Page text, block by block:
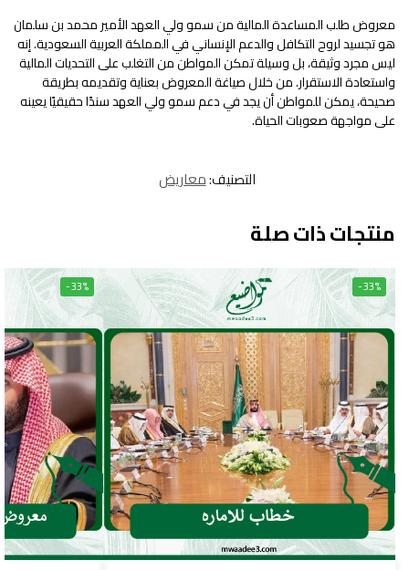
معروض طلب المساعدة المالية من سمو ولي العهد الأمير محمد بن سلمان
هو تجسيد لروح التكافل والدعم الإنساني في المملكة العربية السعودية. إنه
ليس مجرد وثيقة، بل وسيلة تمكن المواطن من التغلب على التحديات المالية
واستعادة الاستقرار. من خلال صياغة المعروض بعناية وتقديمه بطريقة
صحيحة، يمكن للمواطن أن يجد في دعم سمو ولي العهد سندًا حقيقيًا يعينه
على مواجهة صعوبات الحياة.
التصنيف:معاريض
منتجات ذات صلة
-33%
-33%